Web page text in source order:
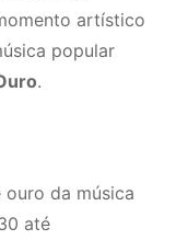
artístico
popular
.
da música
até